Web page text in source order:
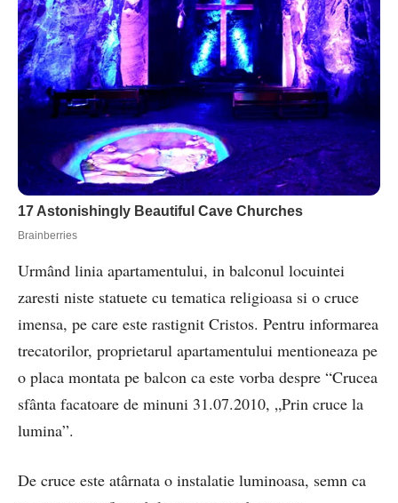
Urmând linia apartamentului, in balconul locuintei
zaresti niste statuete cu tematica religioasa si o cruce
imensa, pe care este rastignit Cristos. Pentru informarea
trecatorilor, proprietarul apartamentului mentioneaza pe
o placa montata pe balcon ca este vorba despre “Crucea
sfânta facatoare de minuni 31.07.2010, „Prin cruce la
lumina”.
De cruce este atârnata o instalatie luminoasa, semn ca